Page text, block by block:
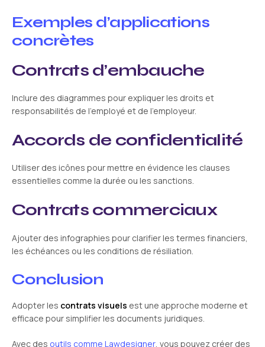
Exemples d’applications
concrètes
Contrats d’embauche
Inclure des diagrammes pour expliquer les droits et
responsabilités de l’employé et de l’employeur.
Accords de confidentialité
Utiliser des icônes pour mettre en évidence les clauses
essentielles comme la durée ou les sanctions.
Contrats commerciaux
Ajouter des infographies pour clarifier les termes financiers,
les échéances ou les conditions de résiliation.
Conclusion
Adopter les contrats visuels est une approche moderne et
efficace pour simplifier les documents juridiques.
Avec des outils comme Lawdesigner , vous pouvez créer des